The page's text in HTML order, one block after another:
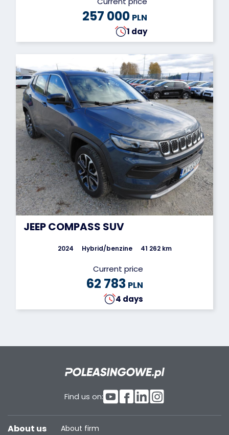
257 000 PLN
1 day
JEEP COMPASS SUV
2024 Hybrid/benzine 41 262 km
Current price
62 783 PLN
4 days
Find us on:
About us
About firm